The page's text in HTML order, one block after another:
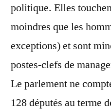
politique. Elles
moindres que les
exceptions) et sont
postes-clefs de
Le parlement ne
128 députés au terme